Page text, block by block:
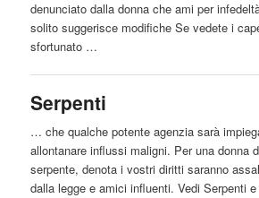
denunciatodalla donna che ami per
solito suggerisce modifiche Se vedete i
sfortunato …
Serpenti
… che qualche potente agenzia sarà
allontanare influssi maligni. Per una donna
serpente, denota i vostri diritti saranno
dalla legge e amici influenti. Vedi Serpenti